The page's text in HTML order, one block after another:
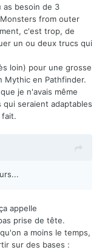
as besoin de 3
from outer
c'est trop, de
un ou deux trucs qui
loin) pour une grosse
Mythic en Pathfinder.
je n'avais même
seraient adaptables
fait.
appelle
prise de tête.
a moins le temps,
sur des bases :